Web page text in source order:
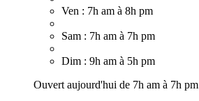
Ven : 7h am à 8h pm
Sam : 7h am à 7h pm
Dim : 9h am à 5h pm
Ouvert aujourd'hui de 7h am à 7h pm